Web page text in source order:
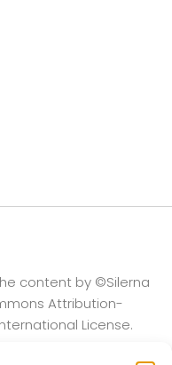
content by ©Silerna
Attribution-
License.